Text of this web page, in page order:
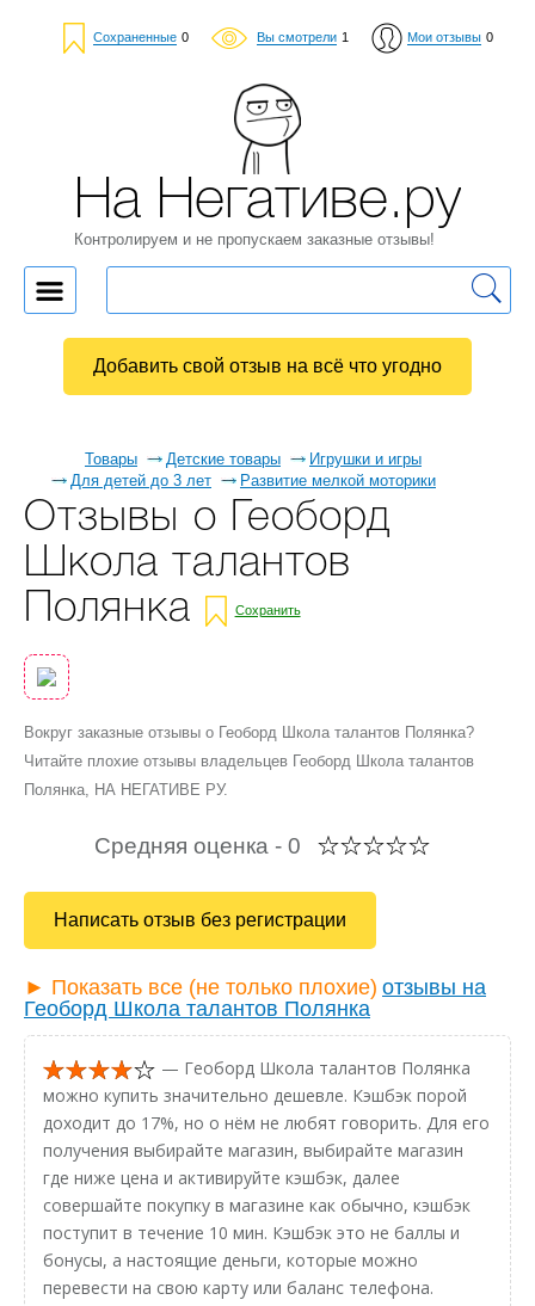
Сохраненные 0 Вы смотрели 1 Мои отзывы 0
Товары Детские товары
Игрушки и игры
Для детей до 3 лет
Развитие мелкой моторики
Отзывы о Геоборд
Школа талантов
Полянка
Сохранить
Вокруг заказные отзывы о Геоборд Школа талантов Полянка?
Читайте плохие отзывы владельцев Геоборд Школа талантов
Полянка, НА НЕГАТИВЕ РУ.
Средняя оценка - 0
Написать отзыв без регистрации
► Показать все (не только плохие) отзывы на
Геоборд Школа талантов Полянка
— Геоборд Школа талантов Полянка
можно купить значительно дешевле. Кэшбэк порой
доходит до 17%, но о нём не любят говорить. Для его
получения выбирайте магазин, выбирайте магазин
где ниже цена и активируйте кэшбэк, далее
совершайте покупку в магазине как обычно, кэшбэк
поступит в течение 10 мин. Кэшбэк это не баллы и
бонусы, а настоящие деньги, которые можно
перевести на свою карту или баланс телефона.
На Негативе.ру
Контролируем и не пропускаем заказные отзывы!
Добавить свой отзыв на всё что угодно